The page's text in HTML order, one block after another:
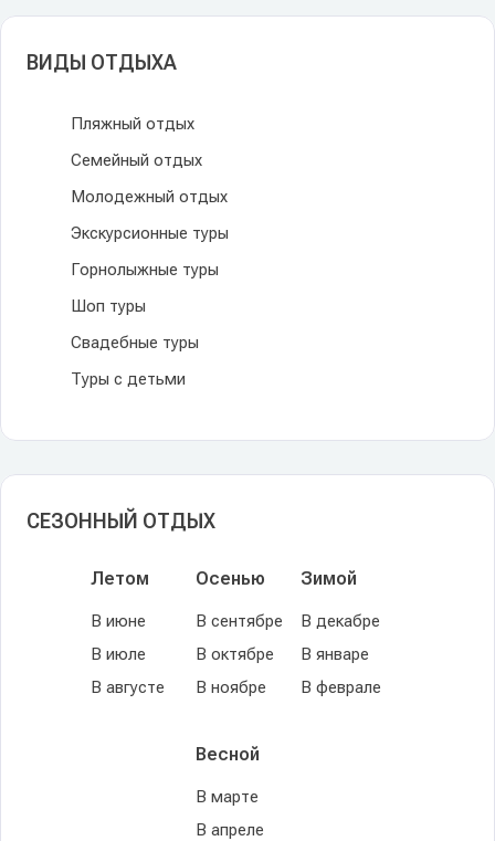
ВИДЫ ОТДЫХА
Пляжный отдых
Семейный отдых
Молодежный отдых
Экскурсионные туры
Горнолыжные туры
Шоп туры
Свадебные туры
Туры с детьми
СЕЗОННЫЙ ОТДЫХ
Летом
В июне
В июле
В августе
Осенью
В сентябре
В октябре
В ноябре
Зимой
В декабре
В январе
В феврале
Весной
В марте
В апреле